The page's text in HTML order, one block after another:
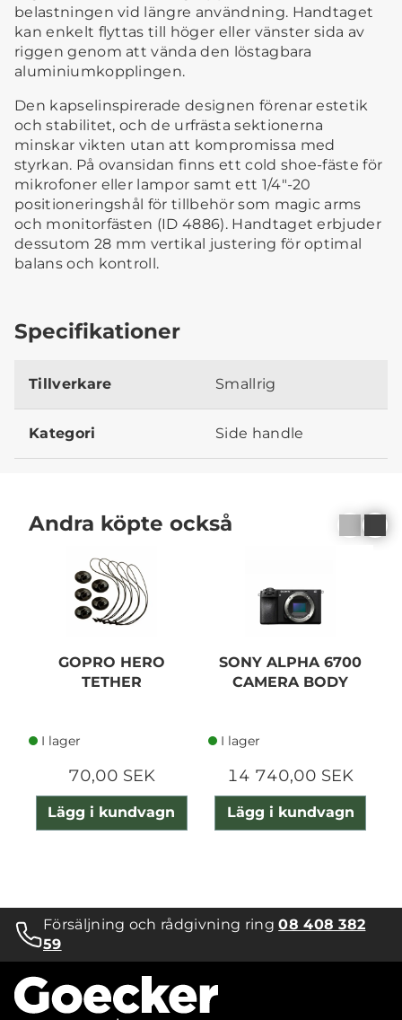
belastningen vid längre användning. Handtaget
kan enkelt flyttas till höger eller vänster sida av
riggen genom att vända den löstagbara
aluminiumkopplingen.
Den kapselinspirerade designen förenar estetik
och stabilitet, och de urfrästa sektionerna
minskar vikten utan att kompromissa med
styrkan. På ovansidan finns ett cold shoe-fäste för
mikrofoner eller lampor samt ett 1/4"-20
positioneringshål för tillbehör som magic arms
och monitorfästen (ID 4886). Handtaget erbjuder
dessutom 28 mm vertikal justering för optimal
balans och kontroll.
Specifikationer
Tillverkare Smallrig
Kategori Side handle
Andra köpte också
GOPRO HERO
TETHER
I lager
70,00 SEK
Lägg i kundvagn
SONY ALPHA 6700
CAMERA BODY
I lager
14 740,00 SEK
Lägg i kundvagn
Försäljning och rådgivning ring08 408 382
59